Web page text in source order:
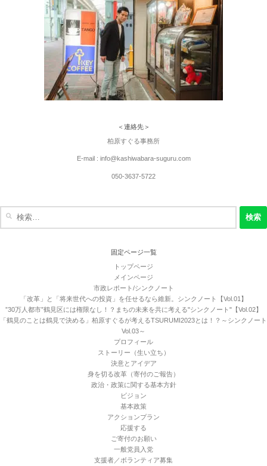
＜連絡先＞
柏原すぐる事務所
E-mail : info@kashiwabara-suguru.com
050-3637-5722
固定ページ一覧
トップページ
メインページ
市政レポート/シンクノート
「改革」と「将来世代への投資」を任せるなら維新。シンクノート【Vol.01】
”30万人都市”鶴見区には権限なし！？まちの未来を共に考える"シンクノート"【Vol.02】
「鶴見のことは鶴見で決める」柏原すぐるが考えるTSURUMI2023とは！？～シンクノート
Vol.03～
プロフィール
ストーリー（生い立ち）
決意とアイデア
身を切る改革（寄付のご報告）
政治・政策に関する基本方針
ビジョン
基本政策
アクションプラン
応援する
ご寄付のお願い
一般党員入党
支援者／ボランティア募集